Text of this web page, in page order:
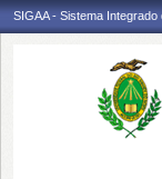
SIGAA - Sistema